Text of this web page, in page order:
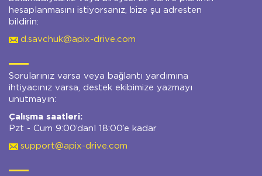
hesaplanmasını istiyorsanız, bize şu adresten
bildirin:
d.savchuk@apix-drive.com
Sorularınız varsa veya bağlantı yardımına
ihtiyacınız varsa, destek ekibimize yazmayı
unutmayın:
Çalışma saatleri:
Pzt - Cum 9:00’danl 18:00’e kadar
support@apix-drive.com